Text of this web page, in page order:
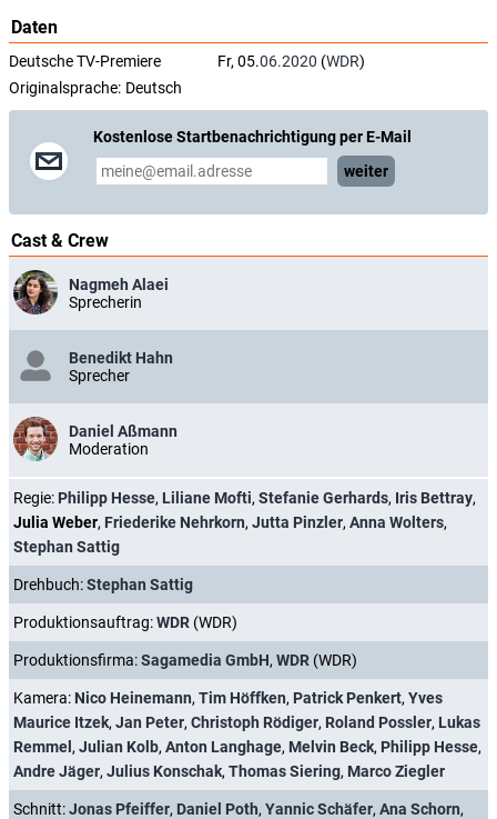
Daten
Deutsche TV-Premiere Fr, 05.06.2020 (WDR)
Originalsprache: Deutsch
Kostenlose Startbenachrichtigung per E-Mail
weiter
Cast & Crew
Nagmeh Alaei
Sprecherin
Benedikt Hahn
Sprecher
Daniel Aßmann
Moderation
Regie: Philipp Hesse, Liliane Mofti, Stefanie Gerhards, Iris Bettray,
Julia Weber, Friederike Nehrkorn, Jutta Pinzler, Anna Wolters,
Stephan Sattig
Drehbuch:Stephan Sattig
Produktionsauftrag:WDR (WDR)
Produktionsfirma:Sagamedia GmbH, WDR (WDR)
Kamera: Nico Heinemann, Tim Höffken, Patrick Penkert, Yves
Maurice Itzek, Jan Peter, Christoph Rödiger, Roland Possler, Lukas
Remmel, Julian Kolb, Anton Langhage, Melvin Beck, Philipp Hesse,
Andre Jäger, Julius Konschak, Thomas Siering, Marco Ziegler
Schnitt:Jonas Pfeiffer, Daniel Poth, Yannic Schäfer, Ana Schorn,